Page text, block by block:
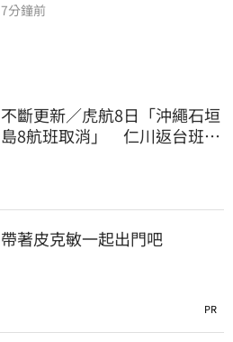
7分鐘前
不斷更新／虎航8日「沖繩石垣
島8航班取消」 仁川返台班機
帶著皮克敏一起出門吧
PR